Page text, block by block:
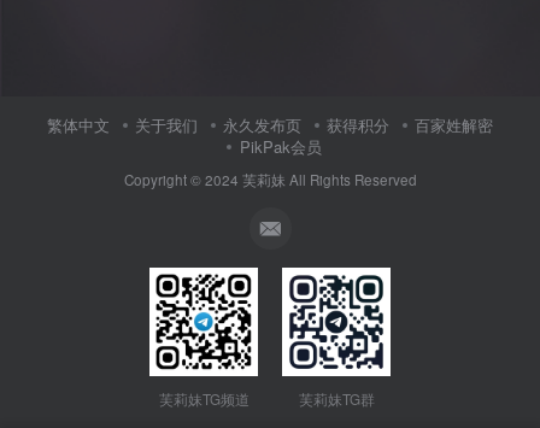
繁体中文 关于我们 永久发布页 获得积分
百家姓解密
PikPak会员
Copyright © 2024 芙莉妹 All Rights Reserved
芙莉妹TG频道 芙莉妹TG群